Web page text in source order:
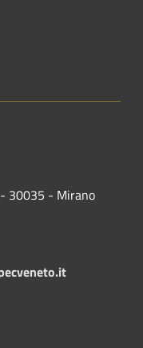
30035 - Mirano